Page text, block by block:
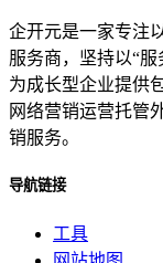
企开元是一家专注
服务商，坚持以“服
为成长型企业提供
网络营销运营托管
销服务。
导航链接
工具